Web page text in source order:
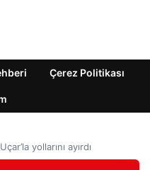
Çerez Politikası
yollarını ayırdı